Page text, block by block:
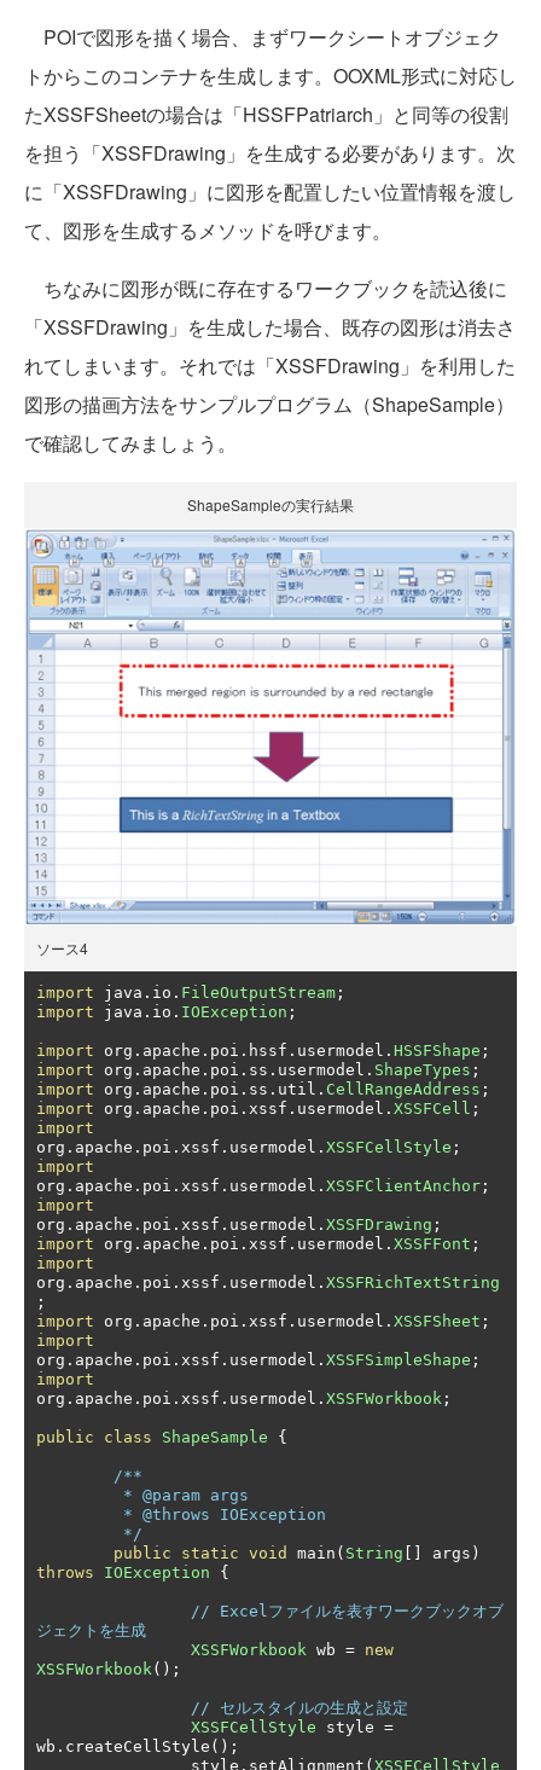
POIで図形を描く場合、まずワークシートオブジェク
トからこのコンテナを生成します。OOXML形式に対応し
たXSSFSheetの場合は「HSSFPatriarch」と同等の役割
を担う「XSSFDrawing」を生成する必要があります。次
に「XSSFDrawing」に図形を配置したい位置情報を渡し
て、図形を生成するメソッドを呼びます。
ちなみに図形が既に存在するワークブックを読込後に
「XSSFDrawing」を生成した場合、既存の図形は消去さ
れてしまいます。それでは「XSSFDrawing」を利用した
図形の描画方法をサンプルプログラム（ShapeSample）
で確認してみましょう。
ShapeSampleの実行結果
ソース4
import java . io . FileOutputStream ;
import java . io . IOException ;
import org . apache . poi . hssf . usermodel . HSSFShape ;
import org . apache . poi . ss . usermodel . ShapeTypes ;
import org . apache . poi . ss . util . CellRangeAddress ;
import org . apache . poi . xssf . usermodel . XSSFCell ;
import
org . apache . poi . xssf . usermodel . XSSFCellStyle ;
import
org . apache . poi . xssf . usermodel . XSSFClientAnchor ;
import
org . apache . poi . xssf . usermodel . XSSFDrawing ;
import org . apache . poi . xssf . usermodel . XSSFFont ;
import
org . apache . poi . xssf . usermodel . XSSFRichTextString
;
import org . apache . poi . xssf . usermodel . XSSFSheet ;
import
org . apache . poi . xssf . usermodel . XSSFSimpleShape ;
import
org . apache . poi . xssf . usermodel . XSSFWorkbook ;
public class ShapeSample {
/**
	 */
public
static void main ( String args )
throws
IOException {
// Excelファイルを表すワークブックオブ
ジェクトを生成
XSSFWorkbook wb = new
XSSFWorkbook();
// セルスタイルの生成と設定
XSSFCellStyle style =
wb . createCellStyle ();
		style
. setAlignment ( XSSFCellStyle